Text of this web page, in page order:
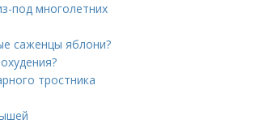
под многолетних
саженцы яблони?
тростника